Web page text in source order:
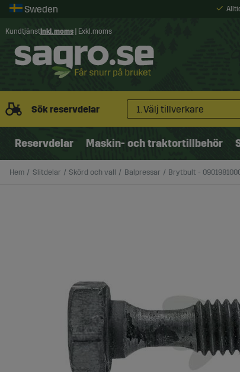
Kundtjänst Inkl. moms Exkl. moms
Sök reservdelar 1. Välj tillverkare
Reservdelar Maskin- och traktortillbehör
Hem Slitdelar Skörd och vall Balpressar Brytbult -